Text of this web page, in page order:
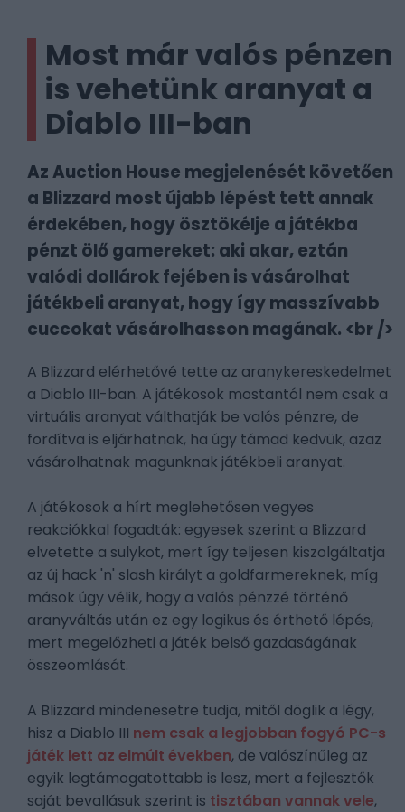
Most már valós pénzen
is vehetünk aranyat a
Diablo III-ban
Az Auction House megjelenését követően
a Blizzard most újabb lépést tett annak
érdekében, hogy ösztökélje a játékba
pénzt ölő gamereket: aki akar, eztán
valódi dollárok fejében is vásárolhat
játékbeli aranyat, hogy így masszívabb
cuccokat vásárolhasson magának. <br />
A Blizzard elérhetővé tette az aranykereskedelmet
a Diablo III-ban. A játékosok mostantól nem csak a
virtuális aranyat válthatják be valós pénzre, de
fordítva is eljárhatnak, ha úgy támad kedvük, azaz
vásárolhatnak magunknak játékbeli aranyat.
A játékosok a hírt meglehetősen vegyes
reakciókkal fogadták: egyesek szerint a Blizzard
elvetette a sulykot, mert így teljesen kiszolgáltatja
az új hack 'n' slash királyt a goldfarmereknek, míg
mások úgy vélik, hogy a valós pénzzé történő
aranyváltás után ez egy logikus és érthető lépés,
mert megelőzheti a játék belső gazdaságának
összeomlását.
A Blizzard mindenesetre tudja, mitől döglik a légy,
hisz a Diablo III nem csak a legjobban fogyó PC-s
játék lett az elmúlt években, de valószínűleg az
egyik legtámogatottabb is lesz, mert a fejlesztők
saját bevallásuk szerint is tisztában vannak vele,